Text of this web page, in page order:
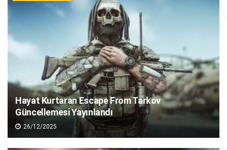
Hayat Kurtaran Escape From Tarkov
Güncellemesi Yayınlandı
26/12/2025